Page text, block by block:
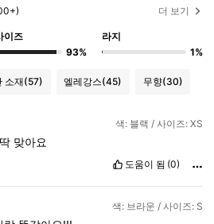
더 보기
이즈
93%
라지
1%
소재(57) 엘레강스(45) 무향(30)
색: 블랙 / 사이즈: XS
맞아요
도움이 됨 (0)
색: 브라운 / 사이즈: S